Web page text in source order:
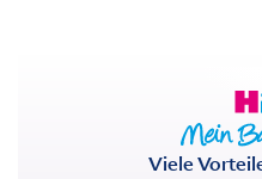
Viele